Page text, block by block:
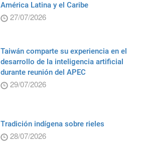
América Latina y el Caribe
27/07/2026
Taiwán comparte su experiencia en el
desarrollo de la inteligencia artificial
durante reunión del APEC
29/07/2026
Tradición indígena sobre rieles
28/07/2026